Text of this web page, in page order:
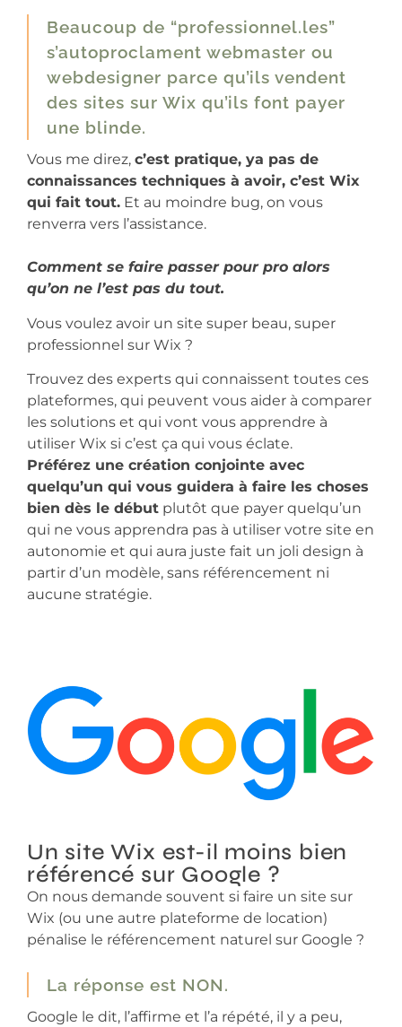
Beaucoup de “professionnel.les”
s’autoproclament webmaster ou
webdesigner parce qu’ils vendent
des sites sur Wix qu’ils font payer
une blinde.
Vous me direz, c’est pratique, ya pas de
connaissances techniques à avoir, c’est Wix
qui fait tout. Et au moindre bug, on vous
renverra vers l’assistance.
Comment se faire passer pour pro alors
qu’on ne l’est pas du tout.
Vous voulez avoir un site super beau, super
professionnel sur Wix ?
Trouvez des experts qui connaissent toutes ces
plateformes, qui peuvent vous aider à comparer
les solutions et qui vont vous apprendre à
utiliser Wix si c’est ça qui vous éclate.
Préférez une création conjointe avec
quelqu’un qui vous guidera à faire les choses
bien dès le début plutôt que payer quelqu’un
qui ne vous apprendra pas à utiliser votre site en
autonomie et qui aura juste fait un joli design à
partir d’un modèle, sans référencement ni
aucune stratégie.
Un site Wix est-il moins bien
référencé sur Google ?
On nous demande souvent si faire un site sur
Wix (ou une autre plateforme de location)
pénalise le référencement naturel sur Google ?
La réponse est NON.
Google le dit, l’affirme et l’a répété, il y a peu,